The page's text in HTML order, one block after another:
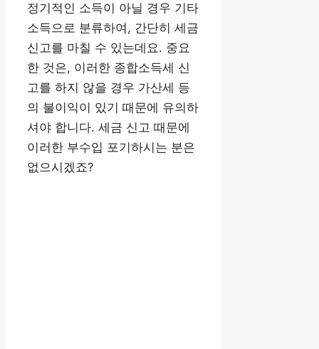
정기적인 소득이 아닐 경우 기타
소득으로 분류하여, 간단히 세금
신고를 마칠 수 있는데요. 중요
한 것은, 이러한 종합소득세 신
고를 하지 않을 경우 가산세 등
의 불이익이 있기 때문에 유의하
셔야 합니다. 세금 신고 때문에
이러한 부수입 포기하시는 분은
없으시겠죠?